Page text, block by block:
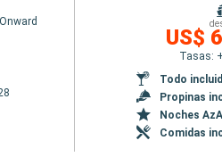
US$
Tasas:
Todo
Propinas
Noches
Comidas